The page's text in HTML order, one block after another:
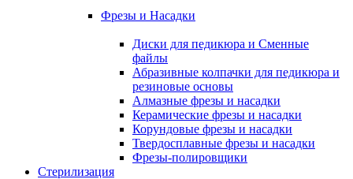
Фрезы и Насадки
Диски для педикюра и Сменные
файлы
Абразивные колпачки для педикюра и
резиновые основы
Алмазные фрезы и насадки
Керамические фрезы и насадки
Корундовые фрезы и насадки
Твердосплавные фрезы и насадки
Фрезы-полировщики
Стерилизация